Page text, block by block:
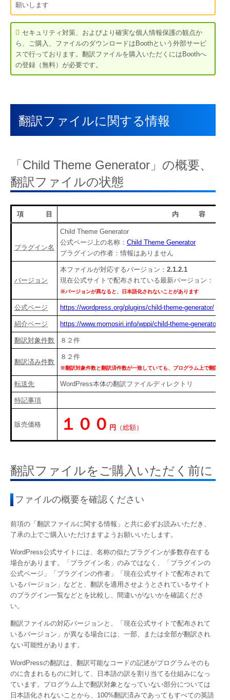
願いします
セキュリティ対策、およびより確実な個人情報保護の観点か
ら、ご購入、ファイルのダウンロードはBoothという外部サービ
スで行っております。翻訳ファイルを購入いただくにはBoothへ
の登録（無料）が必要です。
翻訳ファイルに関する情報
「Child Theme Generator 」の概要、
翻訳ファイルの状態
項 目 内 容
プラグイン名
Child Theme Generator
公式ページ上の名称： Child Theme Generator
プラグインの作者： 情報はありません
バージョン
本ファイルが対応するバージョン： 2.1.2.1
現在公式サイトで配布されている最新バージョン：
※バージョンが異なると、日本語化されないことがあります
公式ページ https://wordpress.org/plugins/child-theme-generator/
紹介ページ https://www.momosiri.info/wppi/child-theme-generator/
翻訳対象件数 ８２ 件
翻訳済み件数
８２ 件
※翻訳対象件数と翻訳済件数が一致していても、プログラム上で翻訳対
転送先 WordPress本体の翻訳ファイルディレクトリ
特記事項
販売価格 １００ 円 （総額）
翻訳ファイルをご購入いただく前に
ファイルの概要を確認ください
前項の「翻訳ファイルに関する情報」と共に必ずお読みいただき、
了承の上でご購入いただけますようお願いいたします。
WordPress公式サイトには、名称の似たプラグインが多数存在する
場合があります。「プラグイン名」のみではなく、「プラグインの
公式ページ」「プラグインの作者」「現在公式サイトで配布されて
いるバージョン」などと、翻訳を適用させようとされているサイト
のプラグイン一覧などとを比較し、間違いがないかを確認くださ
い。
翻訳ファイルの対応バージョンと、「現在公式サイトで配布されて
いるバージョン」が異なる場合には、一部、または全部が翻訳され
ない可能性があります。
WordPressの翻訳は、翻訳可能なコードの記述がプログラムそのも
のに含まれるものに対して、日本語の訳を割り当てる仕組みになっ
ています。プログラム上で翻訳対象となっていない部分については
日本語化されないことから、100%翻訳済みであってもすべての英語